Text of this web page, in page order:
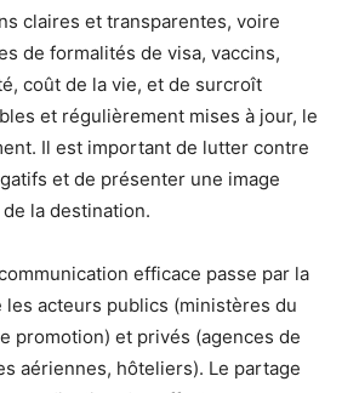
claires et transparentes, voire
de formalités de visa, vaccins,
coût de la vie, et de surcroît
et régulièrement mises à jour, le
Il est important de lutter contre
et de présenter une image
la destination.
efficace passe par la
acteurs publics (ministères du
promotion) et privés (agences de
aériennes, hôteliers). Le partage